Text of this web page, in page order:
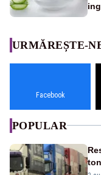
URMĂREȘTE-
Facebook
POPULAR